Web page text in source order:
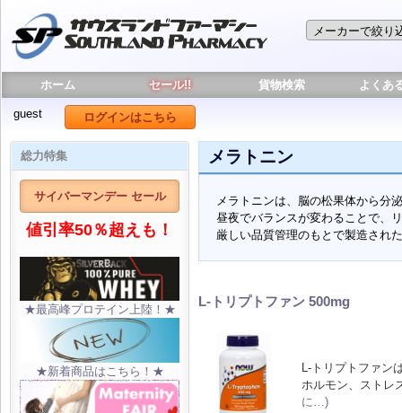
ホーム セール!! 貨物検索 よくあ
guest ログインはこちら
総力特集
サイバーマンデー セール
値引率50％超えも！
★最高峰プロテイン上陸！★
★新着商品はこちら！★
メラトニン
メラトニンは、脳の松果体から分
昼夜でバランスが変わることで、
厳しい品質管理のもとで製造され
L-トリプトファン 500mg
L-トリプトファン
ホルモン、ストレ
に…)